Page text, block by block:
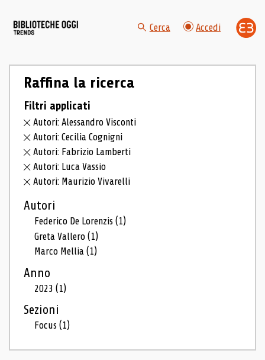
Cerca Accedi
Raffina la ricerca
Filtri applicati
Autori: Alessandro Visconti
Autori: Cecilia Cognigni
Autori: Fabrizio Lamberti
Autori: Luca Vassio
Autori: Maurizio Vivarelli
Autori
Federico De Lorenzis(1)
Greta Vallero(1)
Marco Mellia(1)
Anno
2023(1)
Sezioni
Focus(1)